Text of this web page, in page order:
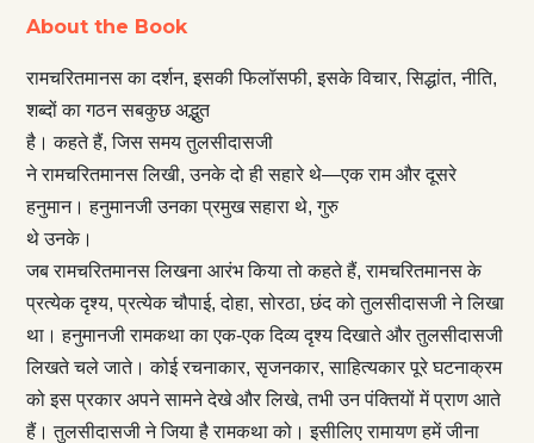
About the Book
रामचरितमानस का दर्शन, इसकी फिलॉसफी, इसके विचार, सिद्धांत, नीति,
शब्दों का गठन सबकुछ अद्भुत
है। कहते हैं, जिस समय तुलसीदासजी
ने रामचरितमानस लिखी, उनके दो ही सहारे थे—एक राम और दूसरे
हनुमान। हनुमानजी उनका प्रमुख सहारा थे, गुरु
थे उनके।
जब रामचरितमानस लिखना आरंभ किया तो कहते हैं, रामचरितमानस के
प्रत्येक दृश्य, प्रत्येक चौपाई, दोहा, सोरठा, छंद को तुलसीदासजी ने लिखा
था। हनुमानजी रामकथा का एक-एक दिव्य दृश्य दिखाते और तुलसीदासजी
लिखते चले जाते। कोई रचनाकार, सृजनकार, साहित्यकार पूरे घटनाक्रम
को इस प्रकार अपने सामने देखे और लिखे, तभी उन पंक्तियों में प्राण आते
हैं। तुलसीदासजी ने जिया है रामकथा को। इसीलिए रामायण हमें जीना